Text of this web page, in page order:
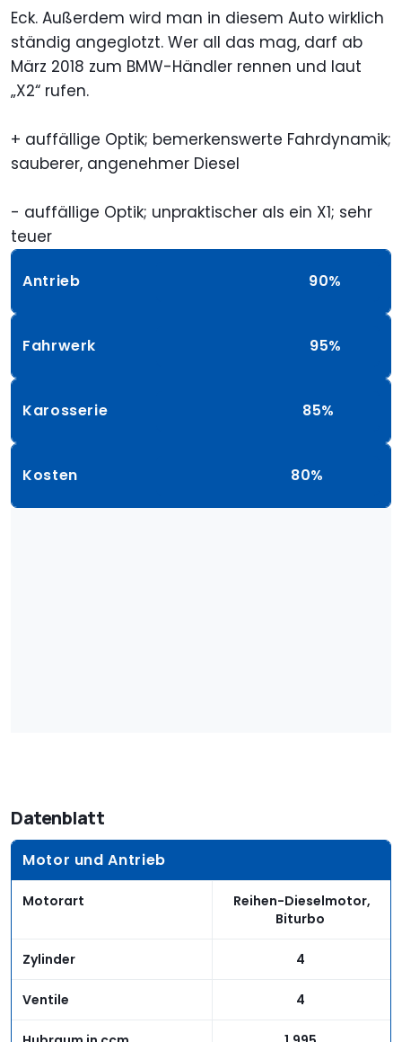
Eck. Außerdem wird man in diesem Auto wirklich
ständig angeglotzt. Wer all das mag, darf ab
März 2018 zum BMW-Händler rennen und laut
„X2“ rufen.
+ auffällige Optik; bemerkenswerte Fahrdynamik;
sauberer, angenehmer Diesel
- auffällige Optik; unpraktischer als ein X1; sehr
teuer
Antrieb 90%
Fahrwerk 95%
Karosserie 85%
Kosten 80%
Datenblatt
Motor und Antrieb
Motorart
Reihen-Dieselmotor,
Biturbo
Zylinder 4
Ventile 4